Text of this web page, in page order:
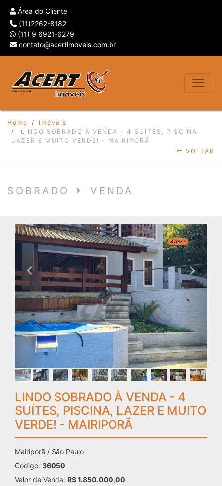
Área do Cliente
(11)2262-8182
(11) 9 6921-6279
contato@acertimoveis.com.br
Home
Imóveis
LINDO SOBRADO À VENDA - 4 SUÍTES, PISCINA,
LAZER E MUITO VERDE! - MAIRIPORÃ
VOLTAR
SOBRADO VENDA
LINDO SOBRADO À VENDA - 4
SUÍTES, PISCINA, LAZER E MUITO
VERDE! - MAIRIPORÃ
Mairiporã / São Paulo
Código: 36050
Valor de Venda: R$ 1.850.000,00